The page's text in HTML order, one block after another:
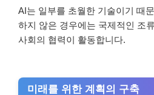
AI는 일부를 초월한 기술이기 때
하지 않은 경우에는 국제적인 조
사회의 협력이 활동합니다.
미래를 위한 계획의 구축